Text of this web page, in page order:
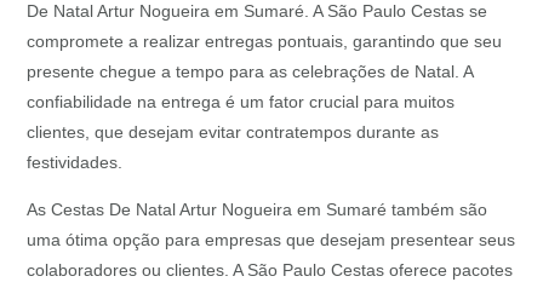
De Natal Artur Nogueira em Sumaré. A São Paulo Cestas se
compromete a realizar entregas pontuais, garantindo que seu
presente chegue a tempo para as celebrações de Natal. A
confiabilidade na entrega é um fator crucial para muitos
clientes, que desejam evitar contratempos durante as
festividades.
As Cestas De Natal Artur Nogueira em Sumaré também são
uma ótima opção para empresas que desejam presentear seus
colaboradores ou clientes. A São Paulo Cestas oferece pacotes